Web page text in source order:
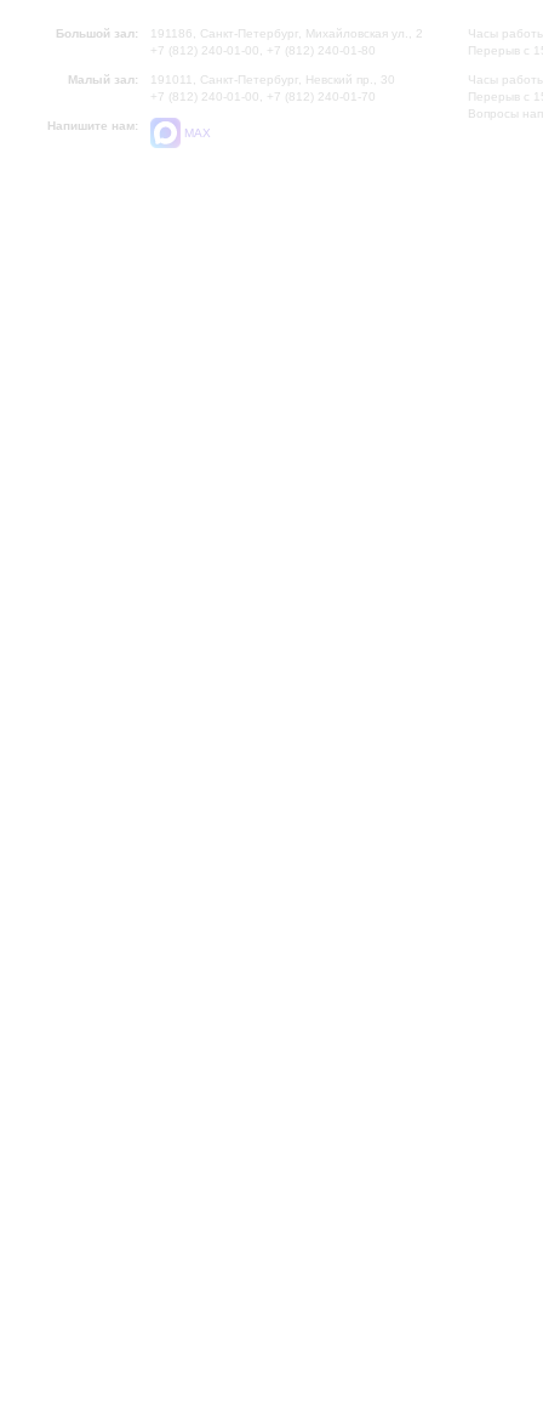
Большой зал:
191186, Санкт-Петербург, Михайловская ул., 2
+7 (812) 240-01-00, +7 (812) 240-01-80
Малый зал:
191011, Санкт-Петербург, Невский пр., 30
+7 (812) 240-01-00, +7 (812) 240-01-70
Напишите нам:
MAX
Часы
Перерыв с
Часы
Перерыв с
Вопросы